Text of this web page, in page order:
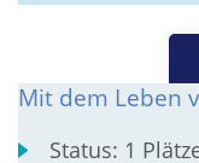
Mit dem Leben
Status: 1